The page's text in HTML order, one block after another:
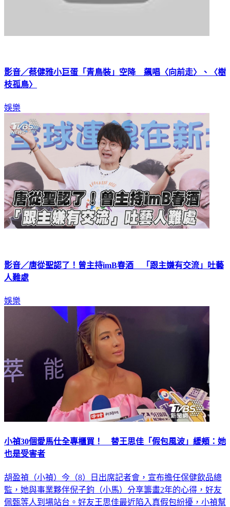
影音／蔡健雅小巨蛋「青鳥裝」空降 飆唱〈向前走〉、〈樹
娛樂
影音／唐從聖認了！曾主持imB春酒 「跟主嫌有交流」吐藝
小禎30個愛馬仕全專櫃買！ 替王思佳「假包風波」緩頰：她
胡盈禎（小禎）今（8）日出席記者會，宣布擔任保健飲品總
監，她與事業夥伴倪子鈞（小馬）分享籌畫2年的心得，好友